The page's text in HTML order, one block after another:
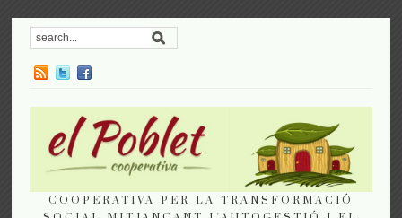
COOPERATIVA PER LA TRANSFORMACIÓ